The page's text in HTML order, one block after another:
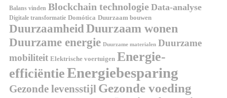
Balans vinden Blockchain technologie Data-analyse
Digitale transformatie Domótica Duurzaam bouwen
Duurzaamheid Duurzaam wonen
Duurzame energie Duurzame materialen Duurzame
mobiliteit Elektrische voertuigen Energie-
efficiëntieEnergiebesparing
Gezonde levensstijl Gezonde voeding